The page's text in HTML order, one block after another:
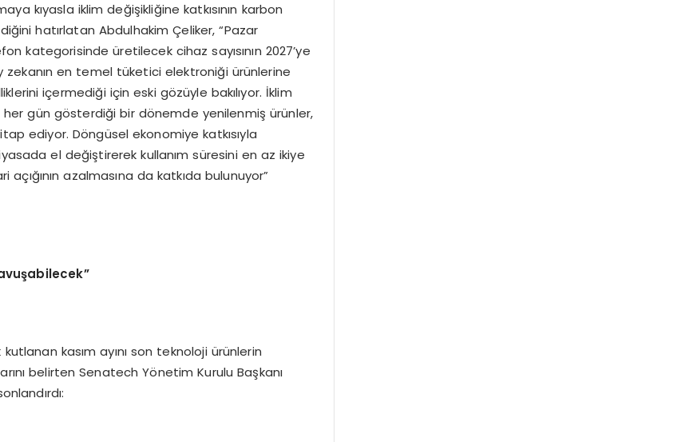
kıyasla iklim değişikliğine katkısının karbon
hatırlatan Abdulhakim Çeliker, “Pazar
kategorisinde üretilecek cihaz sayısının 2027’ye
en temel tüketici elektroniği ürünlerine
içermediği için eski gözüyle bakılıyor. İklim
her gün gösterdiği bir dönemde yenilenmiş ürünler,
ediyor. Döngüsel ekonomiye katkısıyla
el değiştirerek kullanım süresini en az ikiye
azalmasına da katkıda bulunuyor”
kasım ayını son teknoloji ürünlerin
belirten Senatech Yönetim Kurulu Başkanı